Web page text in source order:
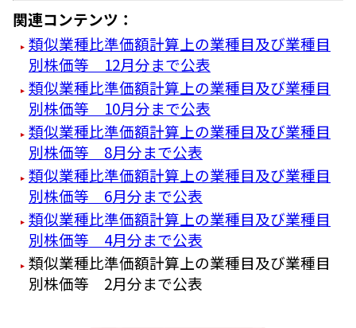
関連コンテンツ：
類似業種比準価額計算上の業種目及び業種目
別株価等 12月分まで公表
類似業種比準価額計算上の業種目及び業種目
別株価等 10月分まで公表
類似業種比準価額計算上の業種目及び業種目
別株価等 8月分まで公表
類似業種比準価額計算上の業種目及び業種目
別株価等 6月分まで公表
類似業種比準価額計算上の業種目及び業種目
別株価等 4月分まで公表
類似業種比準価額計算上の業種目及び業種目
別株価等 2月分まで公表